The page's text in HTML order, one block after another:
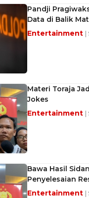
Pandji
Data di Balik
Entertainment |
Materi Toraja
Jokes
Entertainment |
Bawa Hasil
Penyelesaian
Entertainment |